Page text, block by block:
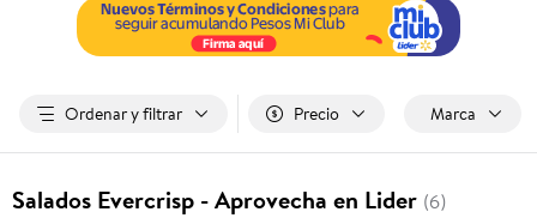
Ordenar y filtrar Precio Marca
Salados Evercrisp - Aprovecha en Lider (6)